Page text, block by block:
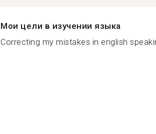
Мои цели в изучении языка
Correcting my mistakes in english